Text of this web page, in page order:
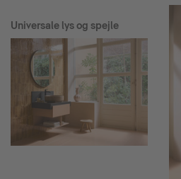
Universale lys og spejle